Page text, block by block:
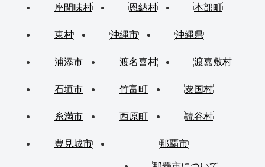
座間味村 恩納村 本部町
東村 沖縄市 沖縄県
浦添市 渡名喜村 渡嘉敷村
石垣市 竹富町 粟国村
糸満市 西原町 読谷村
豊見城市 那覇市